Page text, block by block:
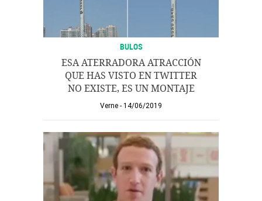
BULOS
ESA ATERRADORA ATRACCIÓN
QUE HAS VISTO EN TWITTER
NO EXISTE, ES UN MONTAJE
Verne 14/06/2019